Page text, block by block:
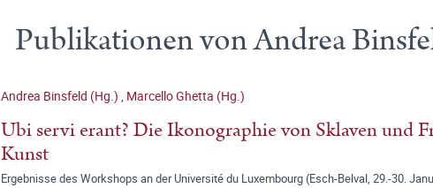
Publikationen von Andrea
Andrea Binsfeld (Hg.) , Marcello Ghetta (Hg.)
Ubi servi erant? Die Ikonographie von Sklaven und
Kunst
Ergebnisse des Workshops an der Université du Luxembourg (Esch-Belval, 29.-30.